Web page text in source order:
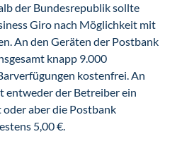
der Bundesrepublik sollte
Giro nach Möglichkeit mit
An den Geräten der Postbank
knapp 9.000
kostenfrei. An
entweder der Betreiber ein
aber die Postbank
5,00 €.